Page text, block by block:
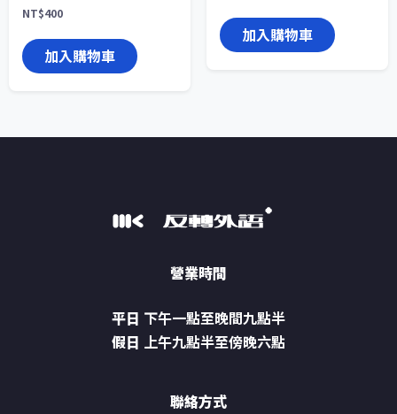
NT$400
加入購物車
加入購物車
營業時間
平日 下午一點至晚間九點半
假日 上午九點半至傍晚六點
聯絡方式